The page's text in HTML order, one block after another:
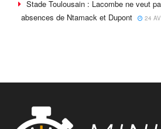
Stade Toulousain : Lacombe ne veut
absences de Ntamack et Dupont
24